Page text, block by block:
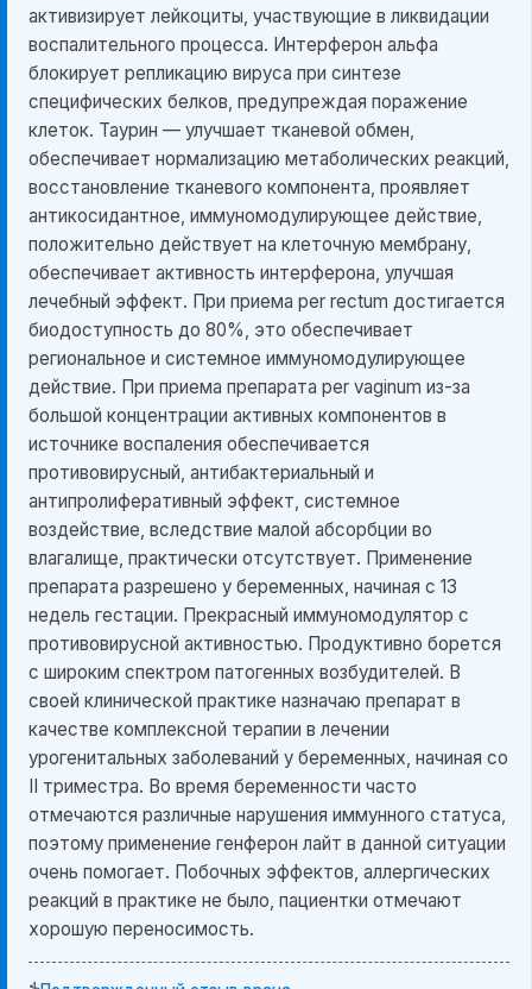
активизирует лейкоциты, участвующие в ликвидации
воспалительного процесса. Интерферон альфа
блокирует репликацию вируса при синтезе
специфических белков, предупреждая поражение
клеток. Таурин — улучшает тканевой обмен,
обеспечивает нормализацию метаболических реакций,
восстановление тканевого компонента, проявляет
антикосидантное, иммуномодулирующее действие,
положительно действует на клеточную мембрану,
обеспечивает активность интерферона, улучшая
лечебный эффект. При приема per rectum достигается
биодоступность до 80%, это обеспечивает
региональное и системное иммуномодулирующее
действие. При приема препарата per vaginum из-за
большой концентрации активных компонентов в
источнике воспаления обеспечивается
противовирусный, антибактериальный и
антипролиферативный эффект, системное
воздействие, вследствие малой абсорбции во
влагалище, практически отсутствует. Применение
препарата разрешено у беременных, начиная с 13
недель гестации. Прекрасный иммуномодулятор с
противовирусной активностью. Продуктивно борется
с широким спектром патогенных возбудителей. В
своей клинической практике назначаю препарат в
качестве комплексной терапии в лечении
урогенитальных заболеваний у беременных, начиная со
II триместра. Во время беременности часто
отмечаются различные нарушения иммунного статуса,
поэтому применение генферон лайт в данной ситуации
очень помогает. Побочных эффектов, аллергических
реакций в практике не было, пациентки отмечают
хорошую переносимость.